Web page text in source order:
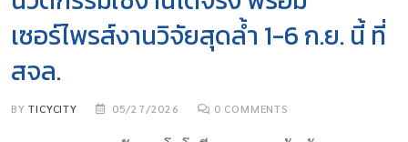
เซอร์ไพรส์งานวิจัยสุดล้ำ 1-6 ก.ย. นี้ ที่
สจล.
BYTICYCITY 05/27/2026 0 COMMENTS